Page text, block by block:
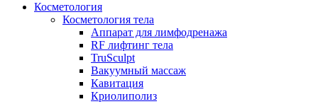
Косметология
Косметология тела
Аппарат для лимфодренажа
RF лифтинг тела
TruSculpt
Вакуумный массаж
Кавитация
Криолиполиз